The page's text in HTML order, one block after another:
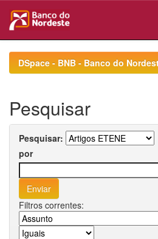
navigationDSpace - BNB - Banco do
Pesquisar
Pesquisar:
por
Filtros correntes: